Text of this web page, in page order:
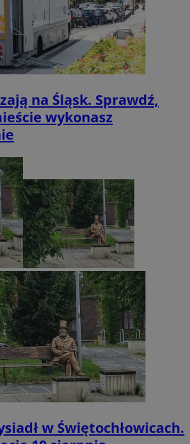
na Śląsk. Sprawdź,
wykonasz
w Świętochłowicach.